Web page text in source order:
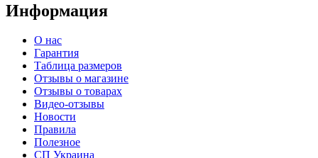
Информация
О нас
Гарантия
Таблица размеров
Отзывы о магазине
Отзывы о товарах
Видео-отзывы
Новости
Правила
Полезное
СП Украина